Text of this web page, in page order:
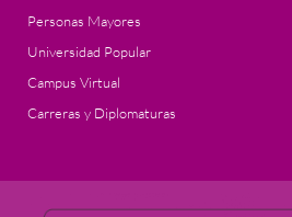
Personas Mayores
Universidad Popular
Campus Virtual
Carreras y Diplomaturas